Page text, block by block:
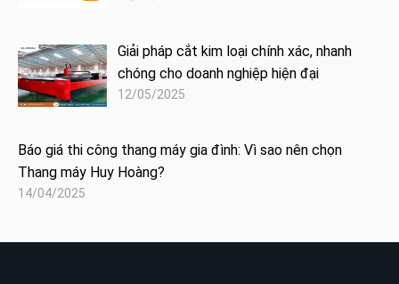
Giải pháp cắt kim loại chính xác, nhanh
chóng cho doanh nghiệp hiện đại
12/05/2025
Báo giá thi công thang máy gia đình: Vì sao nên chọn
Thang máy Huy Hoàng?
14/04/2025